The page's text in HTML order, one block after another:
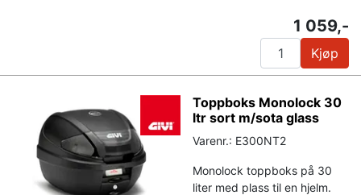
1 059,-
Kjøp
Toppboks Monolock 30
ltr sort m/sota glass
Varenr.: E300NT2
Monolock toppboks på 30
liter med plass til en hjelm.